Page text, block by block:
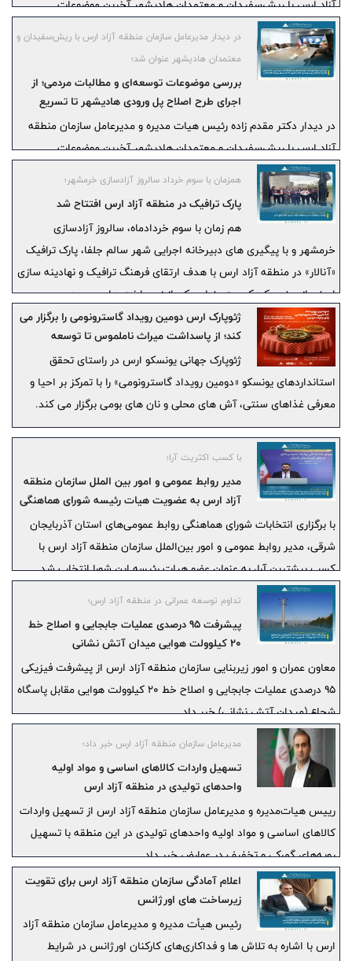
آزاد ارس با ریش‌سفیدان و معتمدان هادیشهر آخرین موضوعات
توسعه‌ای و مطالبات مردمی این شهر مورد بررسی قرار گرفت.
در دیدار مدیرعامل سازمان منطقه آزاد ارس با ریش‌سفیدان و
معتمدان هادیشهر عنوان شد؛
بررسی موضوعات توسعه‌ای و مطالبات مردمی؛ از
اجرای طرح اصلاح پل ورودی هادیشهر تا تسریع
پروژه فاضلاب
در دیدار دکتر مقدم زاده رئیس هیات مدیره و مدیرعامل سازمان منطقه
آزاد ارس با ریش‌سفیدان و معتمدان هادیشهر آخرین موضوعات
توسعه‌ای و مطالبات مردمی این شهر مورد بررسی قرار گرفت.
همزمان با سوم خرداد سالروز آزادسازی خرمشهر؛
پارک ترافیک در منطقه آزاد ارس افتتاح شد
هم ‌زمان با سوم خردادماه، سالروز آزادسازی
خرمشهر و با پیگیری‌ های دبیرخانه اجرایی شهر سالم جلفا، پارک ترافیک
«آنالار» در منطقه آزاد ارس با هدف ارتقای فرهنگ ترافیک و نهادینه ‌سازی
ایمنی از سنین کودکی، به ‌عنوان یکی از زیرساخت‌ های مهم در مسیر
تحقق پروژه شهر سالم با حضور معاون فرهنگی اجتماعی و گردشگری و
مدیران سازمان منطقه آزاد ارس، اعضای شورای شهر و مسئولان نیروی
انتظامی افتتاح شد.
ژئوپارک ارس دومین رویداد گاسترونومی را برگزار می‌
کند؛ از پاسداشت میراث ناملموس تا توسعه
گردشگری غذا
ژئوپارک جهانی یونسکو ارس در راستای تحقق
استانداردهای یونسکو «دومین رویداد گاسترونومی» را با تمرکز بر احیا و
معرفی غذاهای سنتی، آش‌ های محلی و نان‌ های بومی برگزار می‌ کند.
با کسب اکثریت آرا؛
مدیر روابط عمومی و امور بین الملل سازمان منطقه
آزاد ارس به عضویت هیات رئیسه شورای هماهنگی
روابط عمومی‌های آذربایجان شرقی درآمد
با برگزاری انتخابات شورای هماهنگی روابط عمومی‌های استان آذربایجان
شرقی، مدیر روابط عمومی و امور بین‌الملل سازمان منطقه آزاد ارس با
کسب بیشترین آرا، به عنوان عضو هیات رئیسه این شورا انتخاب شد.
تداوم توسعه عمرانی در منطقه آزاد ارس؛
پیشرفت ۹۵ درصدی عملیات جابجایی و اصلاح خط
۲۰ کیلوولت هوایی میدان آتش نشانی
معاون عمران و امور زیربنایی سازمان منطقه آزاد ارس از پیشرفت فیزیکی
۹۵ درصدی عملیات جابجایی و اصلاح خط ۲۰ کیلوولت هوایی مقابل پاسگاه
شجاع (میدان آتش ‌نشانی) خبر داد.
مدیرعامل سازمان منطقه آزاد ارس خبر داد؛
تسهیل واردات کالاهای اساسی و مواد اولیه
واحدهای تولیدی در منطقه آزاد ارس
رییس هیات‌مدیره و مدیرعامل سازمان منطقه آزاد ارس از تسهیل واردات
کالاهای اساسی و مواد اولیه واحدهای تولیدی در این منطقه با تسهیل
رویه‌های گمرکی و تخفیف در عوارض خبر داد.
اعلام آمادگی سازمان منطقه آزاد ارس برای تقویت
زیرساخت‌ های اورژانس
رئیس هیأت‌ مدیره و مدیرعامل سازمان منطقه آزاد
ارس با اشاره به تلاش‌ ها و فداکاری‌های کارکنان اورژانس در شرایط